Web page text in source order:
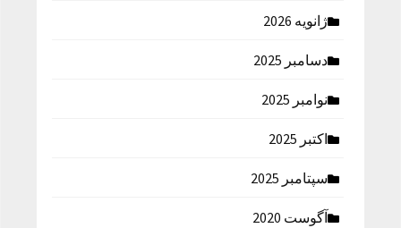
ژانویه 2026
دسامبر 2025
نوامبر 2025
اکتبر 2025
سپتامبر 2025
آگوست 2020